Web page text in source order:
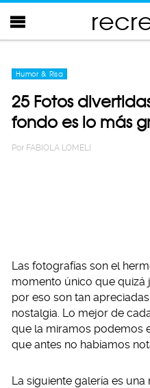
Humor & Risa
25 Fotos
fondo es lo más
Por FABIOLA LOMELI
Las fotografías son el
momento único que quizá
por eso son tan
nostalgia. Lo mejor de
que la miramos podemos
que antes no habíamos
La siguiente galería es